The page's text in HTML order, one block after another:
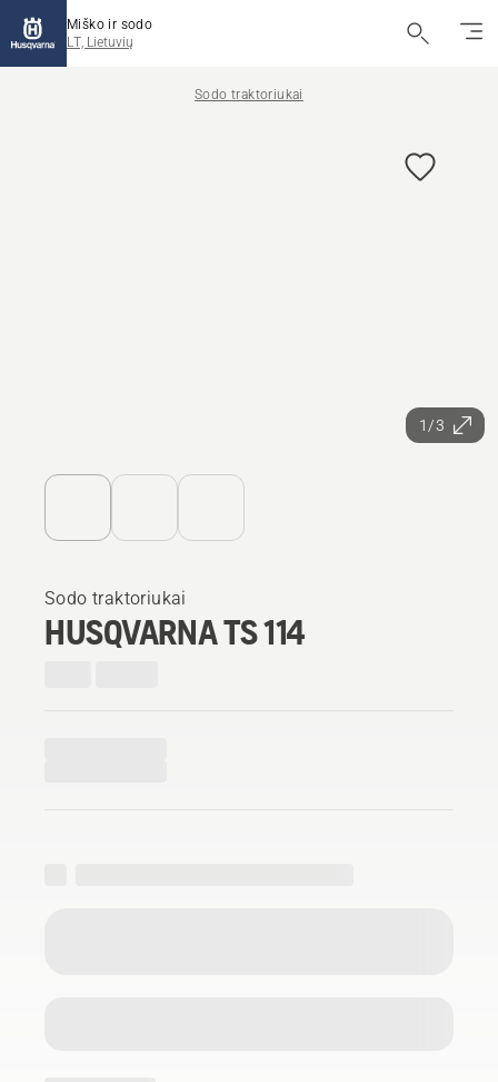
Miško ir sodo
LT, Lietuvių
Sodo traktoriukai
1/3
Sodo traktoriukai
HUSQVARNA TS 114